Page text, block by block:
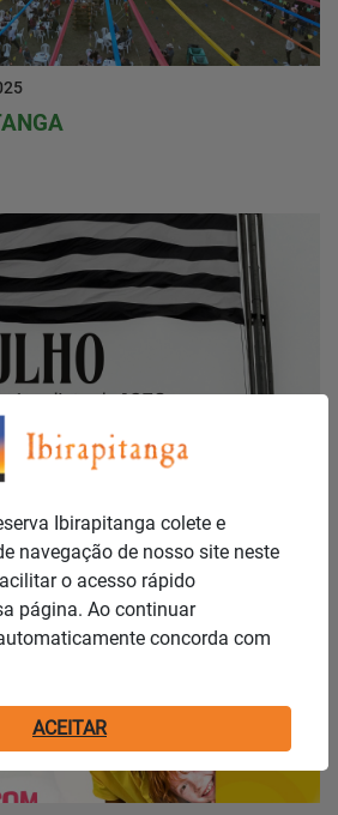
Ibirapitanga colete e
navegação de nosso site neste
o acesso rápido
página. Ao continuar
concorda com
ACEITAR